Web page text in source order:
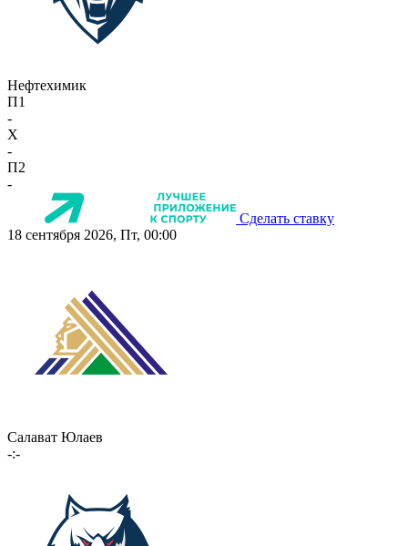
Нефтехимик
П1
-
X
-
П2
-
Сделать ставку
18 сентября 2026, Пт, 00:00
Салават Юлаев
-:-